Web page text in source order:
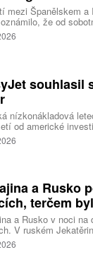
mezi Španělskem
že od
z Itálie.
Říma obnovit
souhlasil
nízkonákladová
od americké
oceňuje
korun.
a Rusko
terčem
a Rusko v noci
V ruském
centrum ruského
o tom